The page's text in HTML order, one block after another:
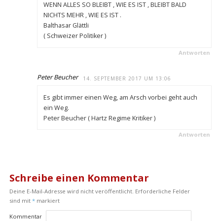
WENN ALLES SO BLEIBT , WIE ES IST , BLEIBT BALD
NICHTS MEHR , WIE ES IST .
Balthasar Glättli
( Schweizer Politiker )
Antworten
Peter Beucher 14. SEPTEMBER 2017 UM 13:06
Es gibt immer einen Weg, am Arsch vorbei geht auch
ein Weg.
Peter Beucher ( Hartz Regime Kritiker )
Antworten
Schreibe einen Kommentar
Deine E-Mail-Adresse wird nicht veröffentlicht. Erforderliche Felder
sind mit *markiert
Kommentar